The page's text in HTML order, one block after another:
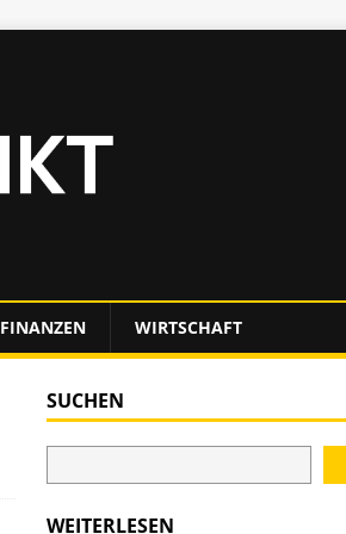
FINANZEN WIRTSCHAFT
SUCHEN
WEITERLESEN